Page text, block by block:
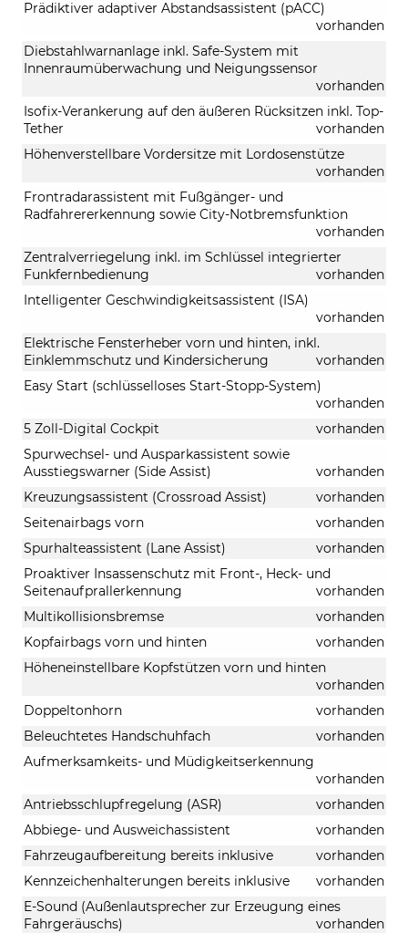
Prädiktiver adaptiver Abstandsassistent (pACC)
vorhanden
Diebstahlwarnanlage inkl. Safe-System mit
Innenraumüberwachung und Neigungssensor
vorhanden
Isofix-Verankerung auf den äußeren Rücksitzen inkl. Top-
Tether
vorhanden
Höhenverstellbare Vordersitze mit Lordosenstütze
vorhanden
Frontradarassistent mit Fußgänger- und
Radfahrererkennung sowie City-Notbremsfunktion
vorhanden
Zentralverriegelung inkl. im Schlüssel integrierter
Funkfernbedienung
vorhanden
Intelligenter Geschwindigkeitsassistent (ISA)
vorhanden
Elektrische Fensterheber vorn und hinten, inkl.
Einklemmschutz und Kindersicherung
vorhanden
Easy Start (schlüsselloses Start-Stopp-System)
vorhanden
5 Zoll-Digital Cockpit
vorhanden
Spurwechsel- und Ausparkassistent sowie
Ausstiegswarner (Side Assist)
vorhanden
Kreuzungsassistent (Crossroad Assist)
vorhanden
Seitenairbags vorn
vorhanden
Spurhalteassistent (Lane Assist)
vorhanden
Proaktiver Insassenschutz mit Front-, Heck- und
Seitenaufprallerkennung
vorhanden
Multikollisionsbremse
vorhanden
Kopfairbags vorn und hinten
vorhanden
Höheneinstellbare Kopfstützen vorn und hinten
vorhanden
Doppeltonhorn
vorhanden
Beleuchtetes Handschuhfach
vorhanden
Aufmerksamkeits- und Müdigkeitserkennung
vorhanden
Antriebsschlupfregelung (ASR)
vorhanden
Abbiege- und Ausweichassistent
vorhanden
Fahrzeugaufbereitung bereits inklusive
vorhanden
Kennzeichenhalterungen bereits inklusive
vorhanden
E-Sound (Außenlautsprecher zur Erzeugung eines
Fahrgeräuschs)
vorhanden